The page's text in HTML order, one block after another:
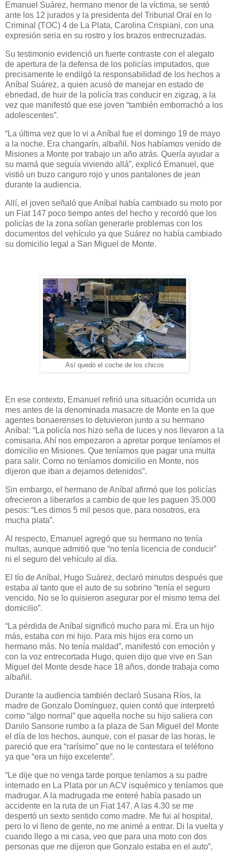
Emanuel Suárez, hermano menor de la víctima, se sentó
ante los 12 jurados y la presidenta del Tribunal Oral en lo
Criminal (TOC) 4 de La Plata, Carolina Crispiani, con una
expresión seria en su rostro y los brazos entrecruzadas.
Su testimonio evidenció un fuerte contraste con el alegato
de apertura de la defensa de los policías imputados, que
precisamente le endilgó la responsabilidad de los hechos a
Aníbal Suárez, a quien acusó de manejar en estado de
ebriedad, de huir de la policía tras conducir en zigzag, a la
vez que manifestó que ese joven “también emborrachó a los
adolescentes”.
“La última vez que lo vi a Aníbal fue el domingo 19 de mayo
a la noche. Era changarín, albañil. Nos habíamos venido de
Misiones a Monte por trabajo un año atrás. Quería ayudar a
su mamá que seguía viviendo allá”, explicó Emanuel, que
vistió un buzo canguro rojo y unos pantalones de jean
durante la audiencia.
Allí, el joven señaló que Aníbal había cambiado su moto por
un Fiat 147 poco tiempo antes del hecho y recordó que los
policías de la zona solían generarle problemas con los
documentos del vehículo ya que Suárez no había cambiado
su domicilio legal a San Miguel de Monte.
Así quedó el coche de los chicos
En ese contexto, Emanuel refirió una situación ocurrida un
mes antes de la denominada masacre de Monte en la que
agentes bonaerenses lo detuvieron junto a su hermano
Aníbal: “La policía nos hizo seña de luces y nos llevaron a la
comisaria. Ahí nos empezaron a apretar porque teníamos el
domicilio en Misiones. Que teníamos que pagar una multa
para salir. Como no teníamos domicilio en Monte, nos
dijeron que iban a dejarnos detenidos”.
Sin embargo, el hermano de Aníbal afirmó que los policías
ofrecieron a liberarlos a cambio de que les paguen 35.000
pesos: “Les dimos 5 mil pesos que, para nosotros, era
mucha plata”.
Al respecto, Emanuel agregó que su hermano no tenía
multas, aunque admitió que “no tenía licencia de conducir”
ni el seguro del vehículo al día.
El tío de Aníbal, Hugo Suárez, declaró minutos después que
estaba al tanto que el auto de su sobrino “tenía el seguro
vencido. No se lo quisieron asegurar por el mismo tema del
domicilio”.
“La pérdida de Aníbal significó mucho para mí. Era un hijo
más, estaba con mi hijo. Para mis hijos era como un
hermano más. No tenía maldad”, manifestó con emoción y
con la voz entrecortada Hugo, quien dijo que vive en San
Miguel del Monte desde hace 18 años, donde trabaja como
albañil.
Durante la audiencia también declaró Susana Ríos, la
madre de Gonzalo Domínguez, quien contó que interpretó
como “algo normal” que aquella noche su hijo saliera con
Danilo Sansone rumbo a la plaza de San Miguel del Monte
el día de los hechos, aunque, con el pasar de las horas, le
pareció que era “rarísimo” que no le contestara el teléfono
ya que “era un hijo excelente”.
“Le dije que no venga tarde porque teníamos a su padre
internado en La Plata por un ACV isquémico y teníamos que
madrugar. A la madrugada me enteré había pasado un
accidente en la ruta de un Fiat 147. A las 4.30 se me
despertó un sexto sentido como madre. Me fui al hospital,
pero lo vi lleno de gente, no me animé a entrar. Di la vuelta y
cuando llego a mi casa, veo que para una moto con dos
personas que me dijeron que Gonzalo estaba en el auto”,